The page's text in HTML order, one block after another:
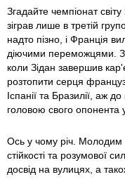
Згадайте чемпіонат
зіграв лише в третій
надто пізно, і Франція
діючими переможцями.
коли Зідан завершив
розтопити серця
Іспанії та Бразилії, аж
головою свого опонента
Ось у чому річ. Молодим
стійкості та розумової
досвід на вулицях, а